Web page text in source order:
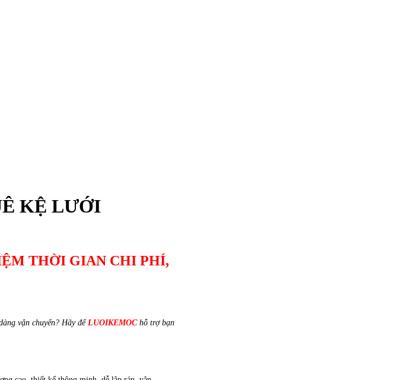
KỆ LƯỚI
THỜI GIAN CHI PHÍ,
vận chuyển? Hãy để LUOIKEMOChỗ trợ bạn